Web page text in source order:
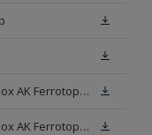
Fiche de données de sécurité Redox AK Ferrotop Base W05
Fiche de données de sécurité Redox AK Ferrotop Noir